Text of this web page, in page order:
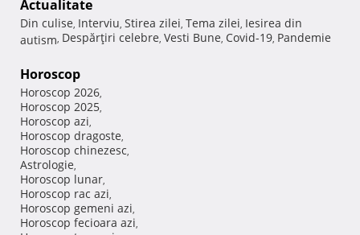
Actualitate
Din culise, Interviu, Stirea zilei, Tema zilei, Iesirea din
autism, Despărţiri celebre, Vesti Bune, Covid-19, Pandemie
Horoscop
Horoscop 2026,
Horoscop 2025,
Horoscop azi,
Horoscop dragoste,
Horoscop chinezesc,
Astrologie,
Horoscop lunar,
Horoscop rac azi,
Horoscop gemeni azi,
Horoscop fecioara azi,